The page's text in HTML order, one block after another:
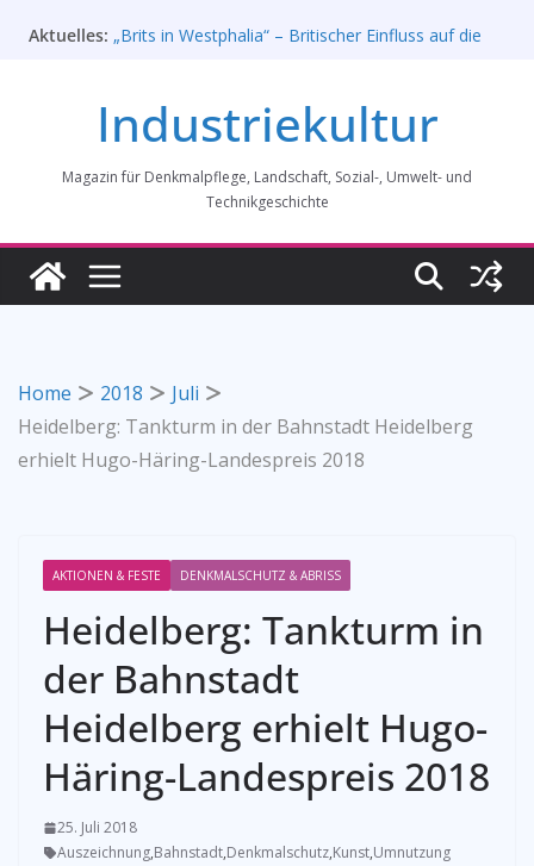
Inhalt
Aktuelles: „Brits in Westphalia“ – Britischer Einfluss auf die
werden – Erfolgreiche Demo am 1. August 2026
Prof. Dr. Rainer Slotta (1.5.1946-16.6.2026)
Vereins für Gussstahlfabrikation 1860 -1945:
Ausstellung in Bochum vom 28. Mai 2026 bis 31.
Rahmenprogramm der Tagung des
Bundesverbands Industriekultur in Augsburg 11/26
Industriekultur
Magazin für Denkmalpflege, Landschaft, Sozial-, Umwelt- und
Technikgeschichte
Home 2018
Juli
Heidelberg: Tankturm in der Bahnstadt Heidelberg
erhielt Hugo-Häring-Landespreis 2018
AKTIONEN & FESTE DENKMALSCHUTZ & ABRISS
Heidelberg: Tankturm in
der Bahnstadt
Heidelberg erhielt Hugo-
Häring-Landespreis 2018
25. Juli 2018
Auszeichnung,Bahnstadt,Denkmalschutz,Kunst,Umnutzung